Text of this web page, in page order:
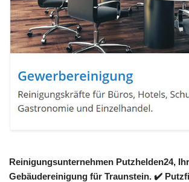
Reinigungsunternehmen Putzhelden24,
Gebäudereinigung für Traunstein. ✔️